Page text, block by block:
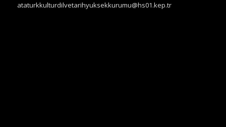
ataturkkulturdilvetarihyuksekkurumu@hs01.kep.tr